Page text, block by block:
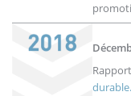
Rapport